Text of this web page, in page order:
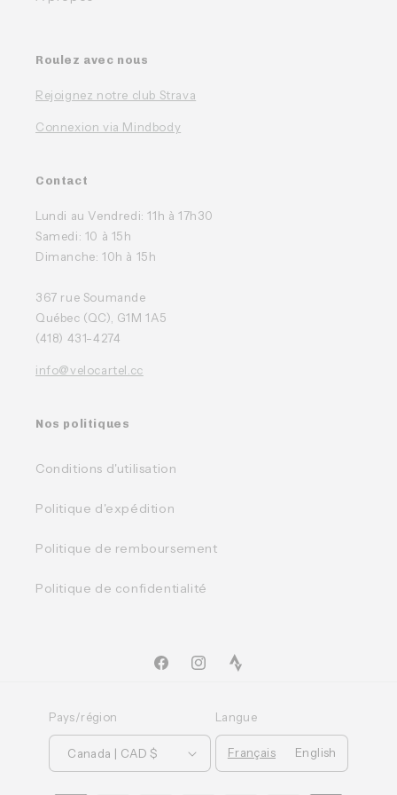
Roulez avec nous
Rejoignez notre club Strava
Connexion via Mindbody
Contact
Lundi au Vendredi: 11h à 17h30
Samedi: 10 à 15h
Dimanche: 10h à 15h
367 rue Soumande
Québec (QC), G1M 1A5
(418) 431-4274
info@velocartel.cc
Nos politiques
Conditions d'utilisation
Politique d'expédition
Politique de remboursement
Politique de confidentialité
FacebookInstagramTikTok
Pays/région
Canada | CAD $
Langue
Français English